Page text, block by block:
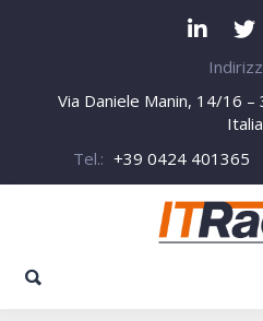
Via Daniele Manin, 14/16
Italia
Tel.: +39 0424 401365